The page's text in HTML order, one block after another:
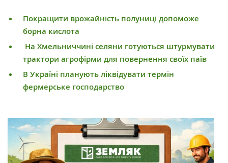
Покращити врожайність полуниці допоможе
борна кислота
На Хмельниччині селяни готуються штурмувати
трактори агрофірми для повернення своїх паїв
В Україні планують ліквідувати термін
фермерське господарство